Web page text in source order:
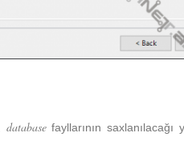
databasefayllarının